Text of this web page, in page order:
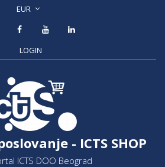
EUR
LOGIN
- ICTS SHOP
ICTS DOO Beograd